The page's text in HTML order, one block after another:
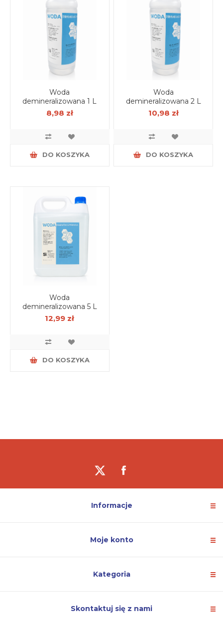
Woda
demineralizowana 1 L
8,98 zł
DO KOSZYKA
Woda
demineralizowana 2 L
10,98 zł
DO KOSZYKA
Woda
demineralizowana 5 L
12,99 zł
DO KOSZYKA
Informacje
Moje konto
Kategoria
Skontaktuj się z nami